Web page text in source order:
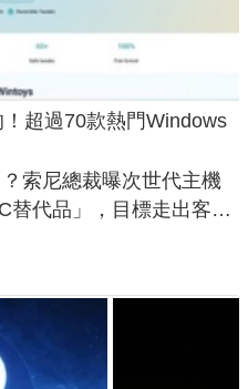
超過70款熱門Windows
索尼總裁曝次世代主機
替代品」，目標走出客